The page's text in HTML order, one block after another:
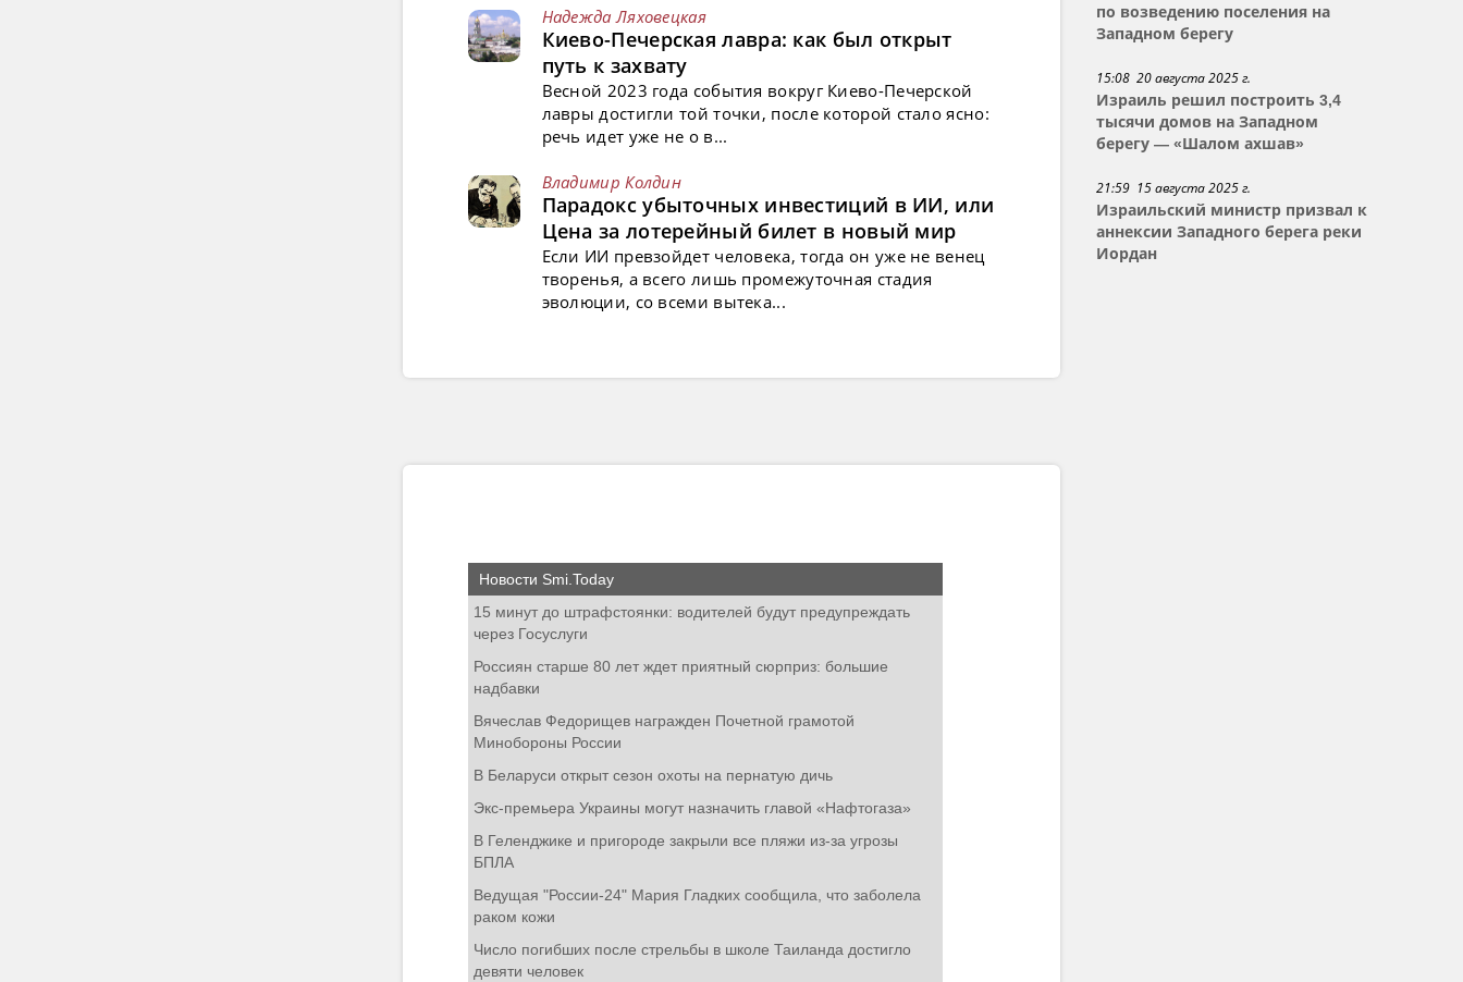
по возведению поселения на
Западном берегу
15:08 20 августа 2025 г.
Израиль решил построить 3,4
тысячи домов на Западном
берегу — «Шалом ахшав»
21:59 15 августа 2025 г.
Израильский министр призвал к
аннексии Западного берега реки
Иордан
Надежда Ляховецкая
Киево-Печерская лавра: как был открыт
путь к захвату
Весной 2023 года события вокруг Киево-Печерской
лавры достигли той точки, после которой стало ясно:
речь идет уже не о в...
Владимир Колдин
Парадокс убыточных инвестиций в ИИ, или
Цена за лотерейный билет в новый мир
Если ИИ превзойдет человека, тогда он уже не венец
творенья, а всего лишь промежуточная стадия
эволюции, со всеми вытека...